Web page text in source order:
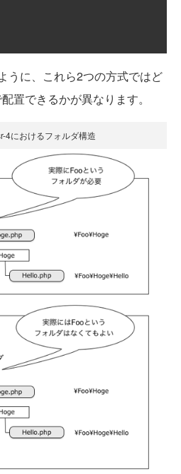
うに、これら2つの方式ではど
置できるかが異なります。
におけるフォルダ構造